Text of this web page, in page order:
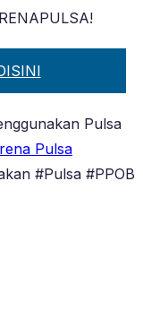
Pulsa
Pulsa
#Pulsa #PPOB